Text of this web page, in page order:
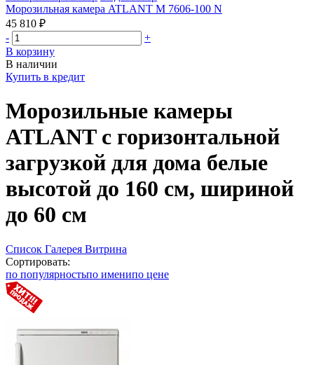
Морозильная камера ATLANT М 7606-100 N
45 810 ₽
-
+
В корзину
В наличии
Купить в кредит
Морозильные камеры
ATLANT с горизонтальной
загрузкой для дома белые
высотой до 160 см, шириной
до 60 см
Список Галерея Витрина
Сортировать:
по популярностьпо именипо цене